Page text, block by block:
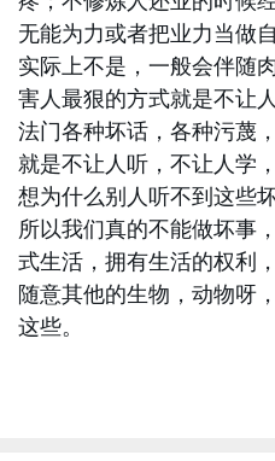
无能为力或者把业力当做
实际上不是，一般会伴随
害人最狠的方式就是不让
法门各种坏话，各种污蔑
就是不让人听，不让人学
想为什么别人听不到这些
所以我们真的不能做坏事
式生活，拥有生活的权利
随意其他的生物，动物呀
这些。